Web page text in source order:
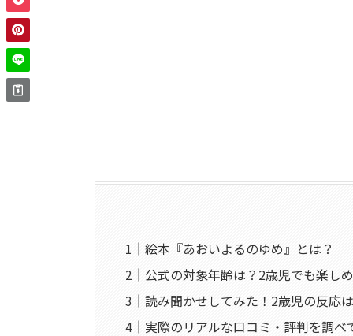
絵本『あおいよるのゆめ』とは？
公式の対象年齢は？2歳児でも楽し
読み聞かせしてみた！2歳児の反応
実際のリアルな口コミ・評判を調べ